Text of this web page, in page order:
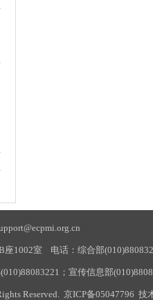
座1002室 电话：综合部
；宣传信息部
Reserved. 京ICP备05047796 技